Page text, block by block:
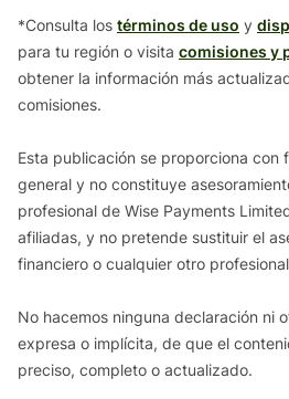
*Consulta los términos de uso y
para tu región o visita comisiones y
obtener la información más
comisiones.
Esta publicación se proporciona con
general y no constituye
profesional de Wise Payments
afiliadas, y no pretende sustituir el
financiero o cualquier otro
No hacemos ninguna declaración ni
expresa o implícita, de que el
preciso, completo o actualizado.